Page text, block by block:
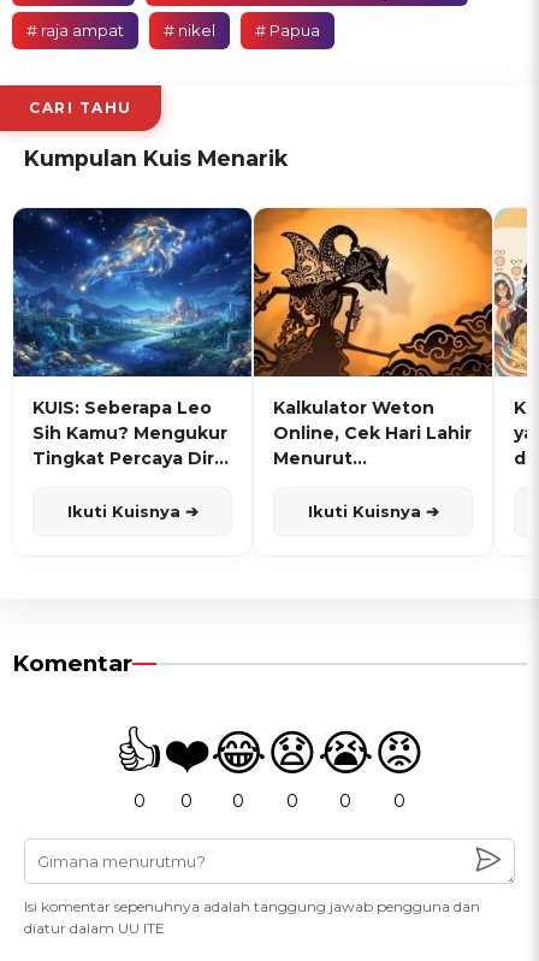
# raja ampat # nikel # Papua
CARI TAHU
Kumpulan Kuis Menarik
KUIS: Seberapa Leo
Sih Kamu? Mengukur
Tingkat Percaya Diri
Ikuti Kuisnya ➔
Kalkulator Weton
Online, Cek Hari Lahir
Menurut
Ikuti Kuisnya ➔
Komentar
👍
0
❤️
0
😂
0
😧
0
😭
0
😡
0
Isi komentar sepenuhnya adalah tanggung jawab pengguna dan
diatur dalam UU ITE